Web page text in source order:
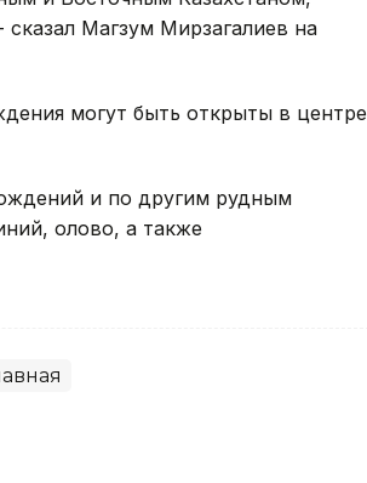
Магзум Мирзагалиев на
могут быть открыты в центре
и по другим рудным
олово, а также